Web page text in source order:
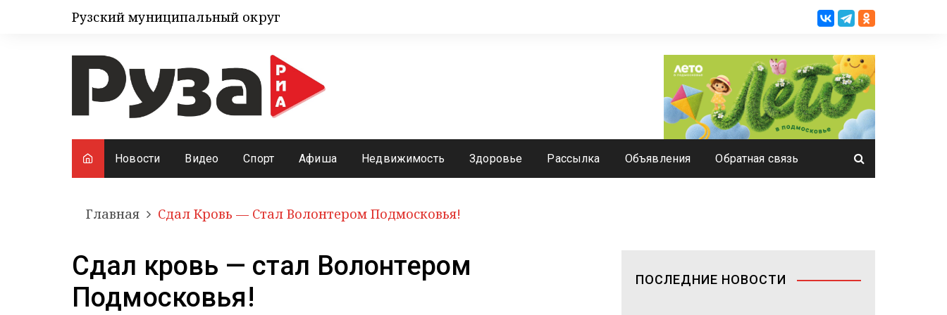
Рузский муниципальный округ
Новости Видео Спорт Афиша Недвижимость Здоровье Рассылка Объявления Обратная связь
Главная Сдал Кровь — Стал Волонтером Подмосковья!
Сдал кровь — стал Волонтером
Подмосковья!
ПОСЛЕДНИЕ НОВОСТИ